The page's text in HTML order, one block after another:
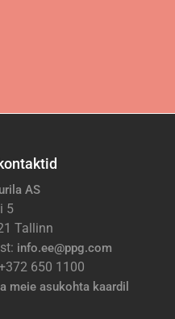
AS
5
Tallinn
info.ee@ppg.com
650 1100
meie asukohta kaardil